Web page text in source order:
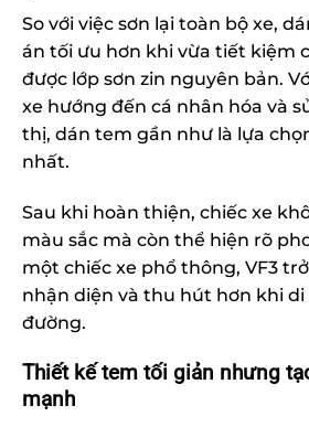
So với việc sơn lại toàn bộ xe,
án tối ưu hơn khi vừa tiết kiệm
được lớp sơn zin nguyên bản.
xe hướng đến cá nhân hóa và
thị, dán tem gần như là lựa
nhất.
Sau khi hoàn thiện, chiếc xe
màu sắc mà còn thể hiện rõ
một chiếc xe phổ thông, VF3
nhận diện và thu hút hơn khi
đường.
Thiết kế tem tối giản nhưng
mạnh